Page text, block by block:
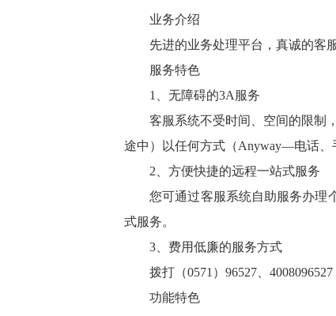
业务介绍
先进的业务处理平台，真诚的客服
服务特色
1、无障碍的3A服务
客服系统不受时间、空间的限制，
途中）以任何方式（Anyway—电话、
2、方便快捷的远程一站式服务
您可通过客服系统自助服务办理个
式服务。
3、费用低廉的服务方式
拨打（0571）96527、4008096527
功能特色